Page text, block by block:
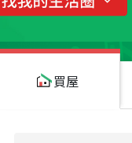
買屋